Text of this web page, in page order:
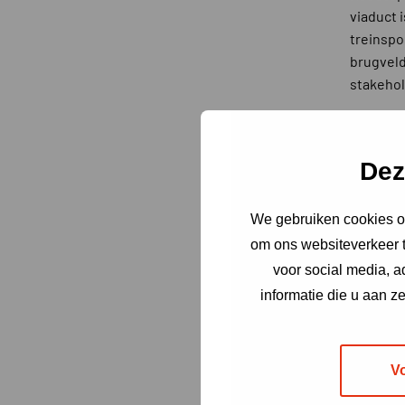
We gebruiken cookies
om ons websiteverkeer
voor social media,
informatie die u aan
viaduct
als
werk op